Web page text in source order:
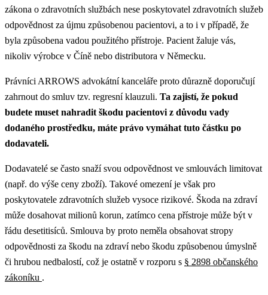
zákona o zdravotních službách nese poskytovatel zdravotních služeb
odpovědnost za újmu způsobenou pacientovi, a to i v případě, že
byla způsobena vadou použitého přístroje. Pacient žaluje vás,
nikoliv výrobce v Číně nebo distributora v Německu.
Právníci ARROWS advokátní kanceláře proto důrazně doporučují
zahrnout do smluv tzv. regresní klauzuli. Ta zajistí, že pokud
budete muset nahradit škodu pacientovi z důvodu vady
dodaného prostředku, máte právo vymáhat tuto částku po
dodavateli.
Dodavatelé se často snaží svou odpovědnost ve smlouvách limitovat
(např. do výše ceny zboží). Takové omezení je však pro
poskytovatele zdravotních služeb vysoce rizikové. Škoda na zdraví
může dosahovat milionů korun, zatímco cena přístroje může být v
řádu desetitisíců. Smlouva by proto neměla obsahovat stropy
odpovědnosti za škodu na zdraví nebo škodu způsobenou úmyslně
či hrubou nedbalostí, což je ostatně v rozporu s § 2898 občanského
zákoníku .